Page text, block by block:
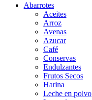
Abarrotes
Aceites
Arroz
Avenas
Azucar
Café
Conservas
Endulzantes
Frutos Secos
Harina
Leche en polvo